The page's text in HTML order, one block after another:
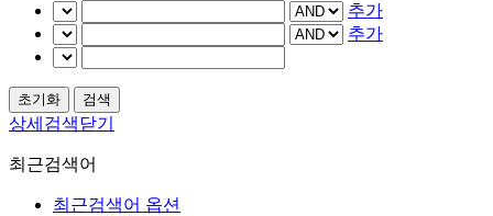
추가
추가
상세검색닫기
최근검색어
최근검색어 옵션